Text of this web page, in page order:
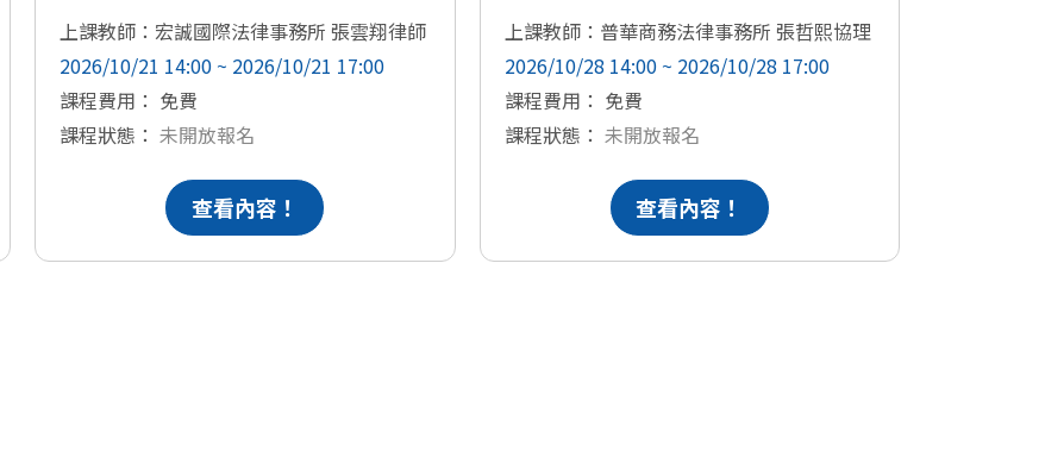
上課教師：宏誠國際法律事務所 張雲翔律師
2026/10/21 14:00 ~ 2026/10/21 17:00
課程費用： 免費
課程狀態：未開放報名
查看內容！
上課教師：普華商務法律事務所 張哲熙協理
2026/10/28 14:00 ~ 2026/10/28 17:00
課程費用： 免費
課程狀態： 未開放報名
查看內容！